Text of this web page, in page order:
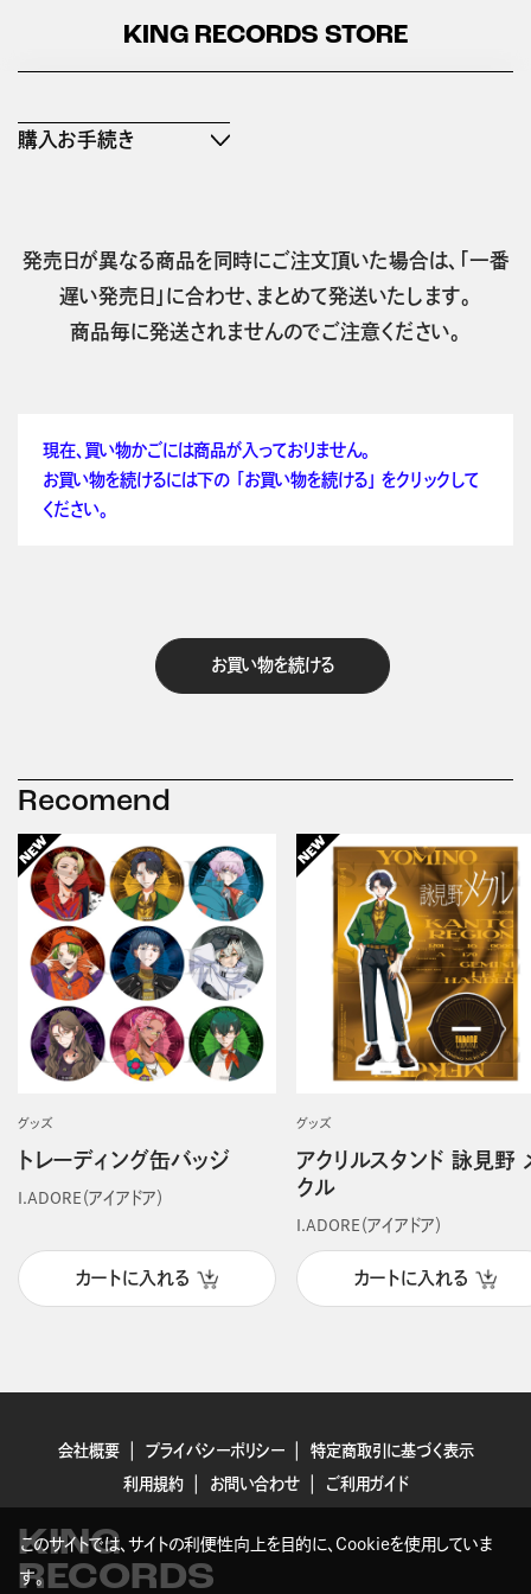
KING RECORDS STORE
購入お手続き
発売日が異なる商品を同時にご注文頂いた場合は、「一番
遅い発売日」に合わせ、まとめて発送いたします。
商品毎に発送されませんのでご注意ください。
現在、買い物かごには商品が入っておりません。
お買い物を続けるには下の 「お買い物を続ける」 をクリックして
ください。
お買い物を続ける
Recomend
グッズ
トレーディング缶バッジ
I.ADORE（アイアドア）
カートに入れる
グッズ
アクリルスタンド 詠見野
クル
I.ADORE（アイアドア）
カートに入れる
会社概要 プライバシーポリシー
特定商取引に基づく表示
利用規約
お問い合わせ ご利用ガイド
KING
RECORDS
このサイトでは、サイトの利便性向上を目的に、Cookieを使用していま
す。